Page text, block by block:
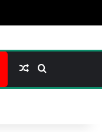
Article Aléatoire